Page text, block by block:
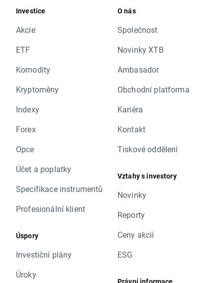
Investice
Akcie
ETF
Komodity
Kryptoměny
Indexy
Forex
Opce
Účet a poplatky
Specifikace instrumentů
Profesionální klient
Úspory
Investiční plány
Úroky
O nás
Společnost
Novinky XTB
Ambasador
Obchodní platforma
Kariéra
Kontakt
Tiskové oddělení
Vztahy s investory
Novinky
Reporty
Ceny akcií
ESG